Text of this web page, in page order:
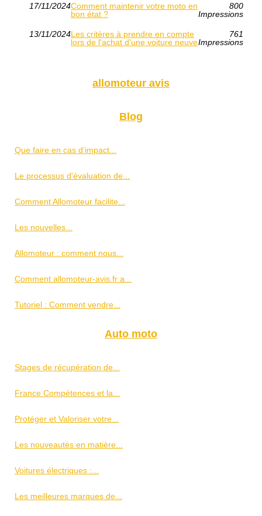
17/11/2024Comment maintenir votre moto en
bon état ?
800
Impressions
13/11/2024Les critères à prendre en compte
lors de l'achat d'une voiture neuve
761
Impressions
allomoteur avis
Blog
Que faire en cas d’impact...
Le processus d'évaluation de...
Comment Allomoteur facilite...
Les nouvelles...
Allomoteur : comment nous...
Comment allomoteur-avis.fr a...
Tutoriel : Comment vendre...
Auto moto
Stages de récupération de...
France Compétences et la...
Protéger et Valoriser votre...
Les nouveautés en matière...
Voitures électriques :...
Les meilleures marques de...